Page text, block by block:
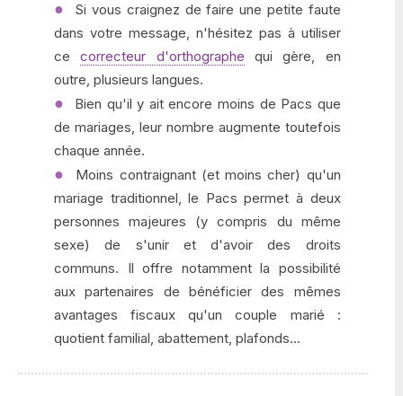
Si vous craignez de faire une petite faute
dans votre message, n'hésitez pas à utiliser
cecorrecteur d'orthographe qui gère, en
outre, plusieurs langues.
Bien qu'il y ait encore moins de Pacs que
de mariages, leur nombre augmente toutefois
chaque année.
Moins contraignant (et moins cher) qu'un
mariage traditionnel, le Pacs permet à deux
personnes majeures (y compris du même
sexe) de s'unir et d'avoir des droits
communs. Il offre notamment la possibilité
aux partenaires de bénéficier des mêmes
avantages fiscaux qu'un couple marié :
quotient familial, abattement, plafonds...